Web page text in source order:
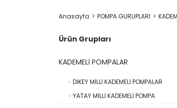
Anasayfa POMPA GURUPLARI
Ürün Grupları
KADEMELİ POMPALAR
DİKEY MİLLİ KADEMELİ POMPALAR
YATAY MİLLİ KADEMELİ POMPA